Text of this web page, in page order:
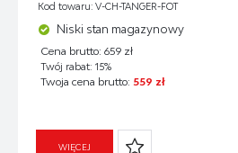
Kod towaru: V-CH-TANGER-FOT
Niski stan magazynowy
Cena brutto: 659 zł
Twój rabat: 15%
Twoja cena brutto: 559 zł
WIĘCEJ